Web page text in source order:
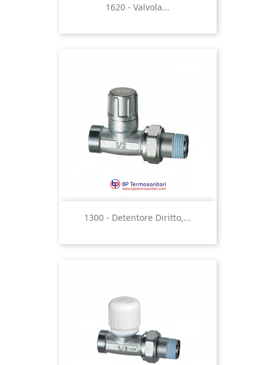
1620 - Valvola...
1300 - Detentore Diritto,...